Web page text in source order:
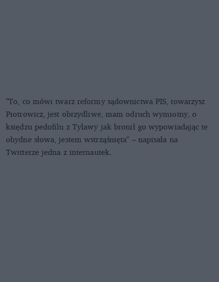
"To, co mówi twarz reformy sądownictwa PIS, towarzysz
Piotrowicz, jest obrzydliwe, mam odruch wymiotny, o
księdzu pedofilu z Tylawy jak bronił go wypowiadając te
ohydne słowa, jestem wstrząśnięta" – napisała na
Twitterze jedna z internautek.